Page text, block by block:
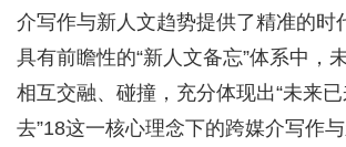
介写作与新人文趋势提供了精准的时
具有前瞻性的“新人文备忘”体系中，
相互交融、碰撞，充分体现出“未来
去”18这一核心理念下的跨媒介写作与